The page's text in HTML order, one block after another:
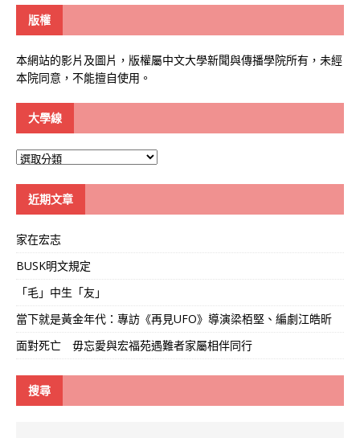
版權
本網站的影片及圖片，版權屬中文大學新聞與傳播學院所有，未經
本院同意，不能擅自使用。
大學線
大
近期文章
家在宏志
BUSK明文規定
「毛」中生「友」
當下就是黃金年代：專訪《再見UFO》導演梁栢堅、編劇江皓昕
面對死亡 毋忘愛與宏福苑遇難者家屬相伴同行
搜尋